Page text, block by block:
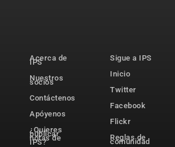
Acerca de
IPS
Nuestros
socios
Contáctenos
Apóyenos
¿Quieres
publicar
notas de
IPS?
Sigue a IPS
Inicio
Twitter
Facebook
Flickr
Reglas de
comunidad